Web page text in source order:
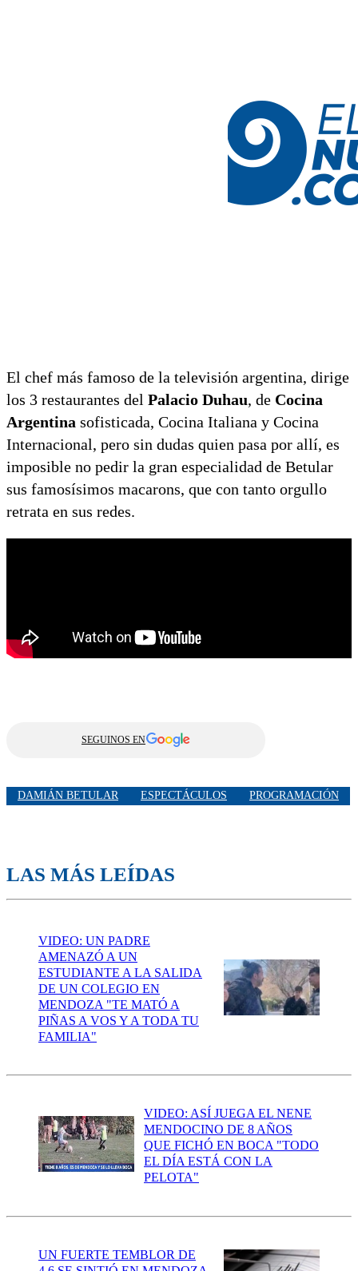
El chef más famoso de la televisión argentina, dirige
los 3 restaurantes del Palacio Duhau, de Cocina
Argentina sofisticada, Cocina Italiana y Cocina
Internacional, pero sin dudas quien pasa por allí, es
imposible no pedir la gran especialidad de Betular
sus famosísimos macarons, que con tanto orgullo
retrata en sus redes.
SEGUINOS EN
DAMIÁN BETULAR ESPECTÁCULOS PROGRAMACIÓN
LAS MÁS LEÍDAS
VIDEO: UN PADRE
AMENAZÓ A UN
ESTUDIANTE A LA SALIDA
DE UN COLEGIO EN
MENDOZA "TE MATÓ A
PIÑAS A VOS Y A TODA TU
FAMILIA"
VIDEO: ASÍ JUEGA EL NENE
MENDOCINO DE 8 AÑOS
QUE FICHÓ EN BOCA "TODO
EL DÍA ESTÁ CON LA
PELOTA"
UN FUERTE TEMBLOR DE